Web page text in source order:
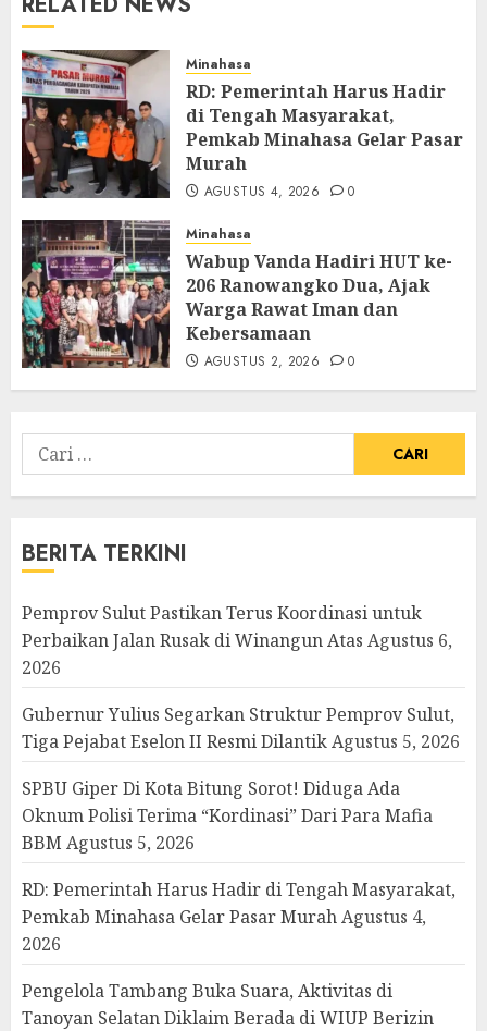
Minahasa
RD: Pemerintah Harus Hadir
di Tengah Masyarakat,
Pemkab Minahasa Gelar Pasar
Murah
AGUSTUS 4, 2026 0
Minahasa
Wabup Vanda Hadiri HUT ke-
206 Ranowangko Dua, Ajak
Warga Rawat Iman dan
Kebersamaan
AGUSTUS 2, 2026 0
Cari
untuk:
BERITA TERKINI
Pemprov Sulut Pastikan Terus Koordinasi untuk
Perbaikan Jalan Rusak di Winangun Atas Agustus 6,
2026
Gubernur Yulius Segarkan Struktur Pemprov Sulut,
Tiga Pejabat Eselon II Resmi DilantikAgustus 5, 2026
SPBU Giper Di Kota Bitung Sorot! Diduga Ada
Oknum Polisi Terima “Kordinasi” Dari Para Mafia
BBM Agustus 5, 2026
RD: Pemerintah Harus Hadir di Tengah Masyarakat,
Pemkab Minahasa Gelar Pasar MurahAgustus 4,
2026
Pengelola Tambang Buka Suara, Aktivitas di
Tanoyan Selatan Diklaim Berada di WIUP Berizin